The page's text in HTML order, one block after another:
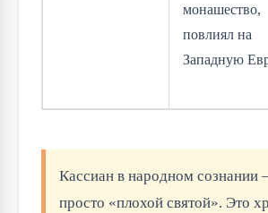
монашество,
повлиял на
Западную
Кассиан в народном сознании
просто «плохой святой». Это